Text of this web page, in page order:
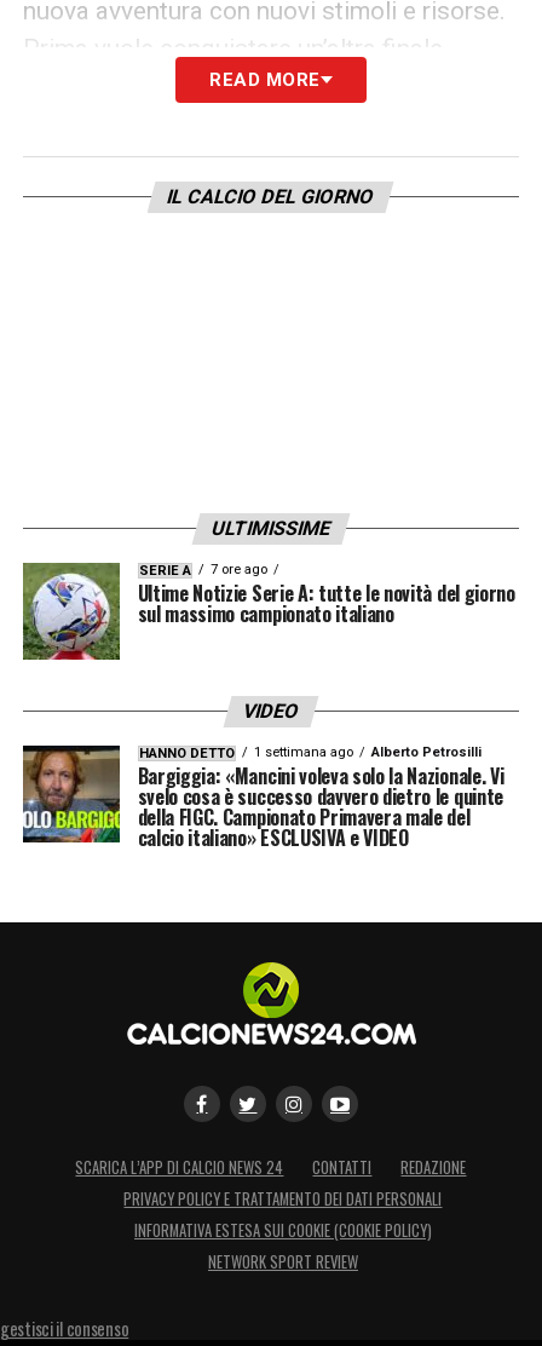
nuova avventura con nuovi stimoli e risorse.
Prima vuole conquistare un’altra finale
Europea. Tra gli addii però non sarebbe
diversi calciatori.
READ MORE
IL CALCIO DEL GIORNO
ULTIMISSIME
SERIE A 7 ore ago
Ultime Notizie Serie A: tutte le novità del giorno
sul massimo campionato italiano
VIDEO
HANNO DETTO 1 settimana ago Alberto Petrosilli
Bargiggia: «Mancini voleva solo la Nazionale. Vi
svelo cosa è successo davvero dietro le quinte
della FIGC. Campionato Primavera male del
calcio italiano» ESCLUSIVA e VIDEO
SCARICA L’APP DI CALCIO NEWS 24 CONTATTI
REDAZIONE
PRIVACY POLICY E TRATTAMENTO DEI DATI PERSONALI
INFORMATIVA ESTESA SUI COOKIE (COOKIE POLICY)
NETWORK SPORT REVIEW
gestisci il consenso